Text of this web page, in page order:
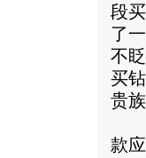
段
了
不
买
贵
联
款